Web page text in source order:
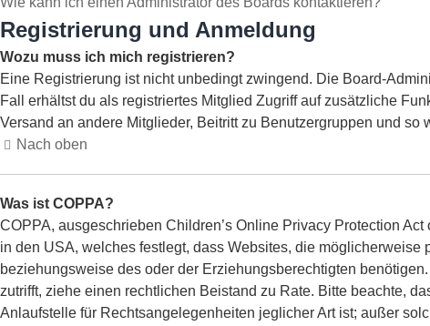
Registrierung und Anmeldung
Wozu muss ich mich registrieren?
Eine Registrierung ist nicht unbedingt zwingend. Die Board-
Fall erhältst du als registriertes Mitglied Zugriff auf zusätzliche
Versand an andere Mitglieder, Beitritt zu Benutzergruppen und
Nach oben
Was ist COPPA?
COPPA, ausgeschrieben Children’s Online Privacy Protection
in den USA, welches festlegt, dass Websites, die
beziehungsweise des oder der Erziehungsberechtigten
zutrifft, ziehe einen rechtlichen Beistand zu Rate. Bitte beachte,
Anlaufstelle für Rechtsangelegenheiten jeglicher Art ist; außer